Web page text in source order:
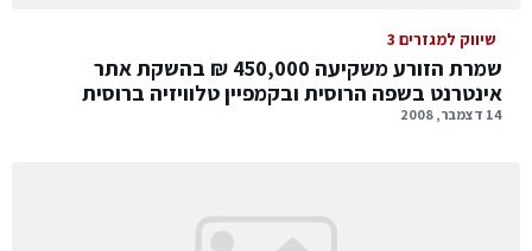
שיווק למגזרים 3
שמרת הזורע משקיעה 450,000 ₪ בהשקת אתר
אינטרנט בשפה הרוסית ובקמפיין טלוויזיה ברוסית
14 דצמבר, 2008